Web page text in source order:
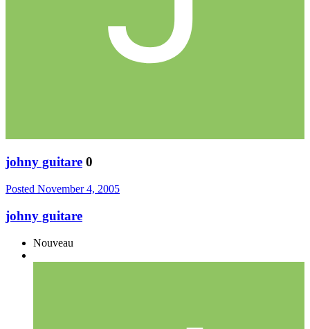
johny guitare 0
Posted November 4, 2005
johny guitare
Nouveau